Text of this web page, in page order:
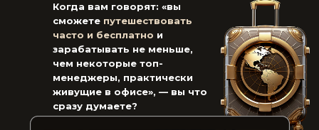
Когда вам говорят: «вы
сможете путешествовать
часто и бесплатно и
зарабатывать не меньше,
чем некоторые топ-
менеджеры, практически
живущие в офисе», — вы что
сразу думаете?